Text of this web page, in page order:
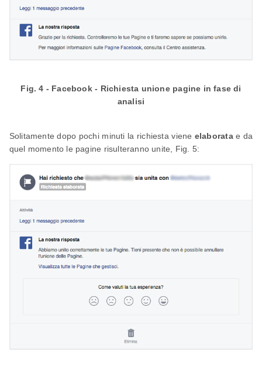
Fig. 4 - Facebook - Richiesta unione pagine in fase di
analisi
Solitamente dopo pochi minuti la richiesta viene elaboratae da
quel momento le pagine risulteranno unite, Fig. 5: